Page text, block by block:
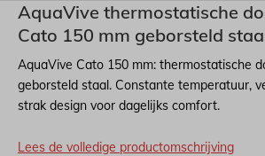
AquaVive thermostatische
Cato 150 mm geborsteld
AquaVive Cato 150 mm: thermostatische
geborsteld staal. Constante temperatuur,
strak design voor dagelijks comfort.
Lees de volledige productomschrijving